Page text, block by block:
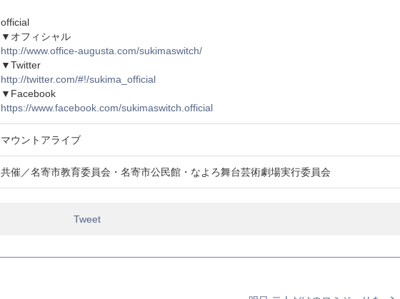
official
▼オフィシャル
http://www.office-augusta.com/sukimaswitch/
▼Twitter
http://twitter.com/#!/sukima_official
▼Facebook
https://www.facebook.com/sukimaswitch.official
マウントアライブ
共催／名寄市教育委員会・名寄市公民館・なよろ舞台芸術劇場実行委員会
Tweet